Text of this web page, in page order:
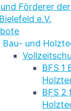
Förderer
e.V.
Bau- und
BFS 1
BFS 2